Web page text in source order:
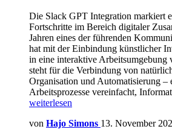
Die Slack GPT Integration markiert
Fortschritte im Bereich digitaler
Jahren eines der führenden
hat mit der Einbindung künstlicher
in eine interaktive Arbeitsumgebung
steht für die Verbindung von
Organisation und Automatisierung –
Arbeitsprozesse vereinfacht,
weiterlesen
von Hajo Simons 13. November